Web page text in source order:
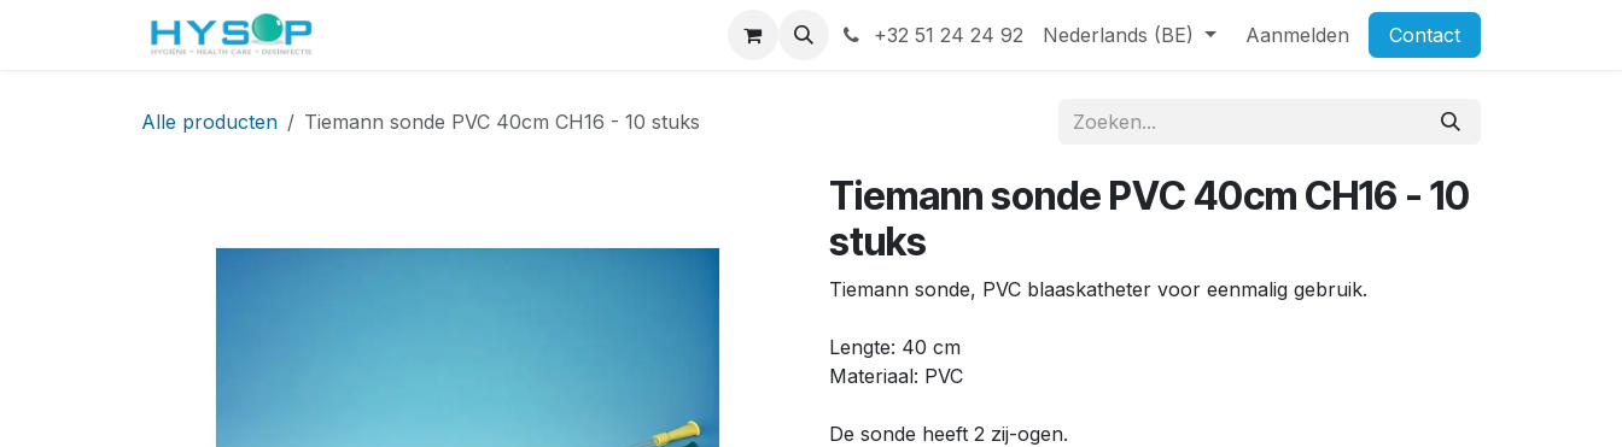
+32 51 24 24 92 Nederlands (BE) Aanmelden Contact
Alle producten Tiemann sonde PVC 40cm CH16 - 10 stuks
Tiemann sonde PVC 40cm CH16 - 10
stuks
Tiemann sonde, PVC blaaskatheter voor eenmalig gebruik.
Lengte: 40 cm
Materiaal: PVC
De sonde heeft 2 zij-ogen.